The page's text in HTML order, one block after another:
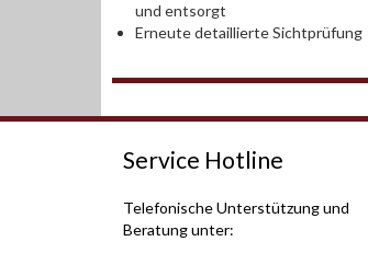
und entsorgt
Erneute detaillierte Sichtprüfung
Service Hotline
Telefonische Unterstützung und
Beratung unter: